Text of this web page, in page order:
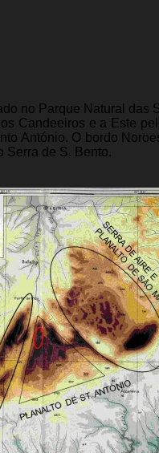
no Parque Natural das
Candeeiros e a Este
António. O bordo
Serra de S. Bento.